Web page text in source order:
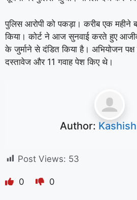
पुलिस आरोपी को पकड़ा। करीब एक महीने
किया। कोर्ट ने आज सुनवाई करते हुए
के जुर्माने से दंडित किया है। अभियोजन
दस्तावेज और 11 गवाह पेश किए थे।
Author:
Post Views: 53
0 0